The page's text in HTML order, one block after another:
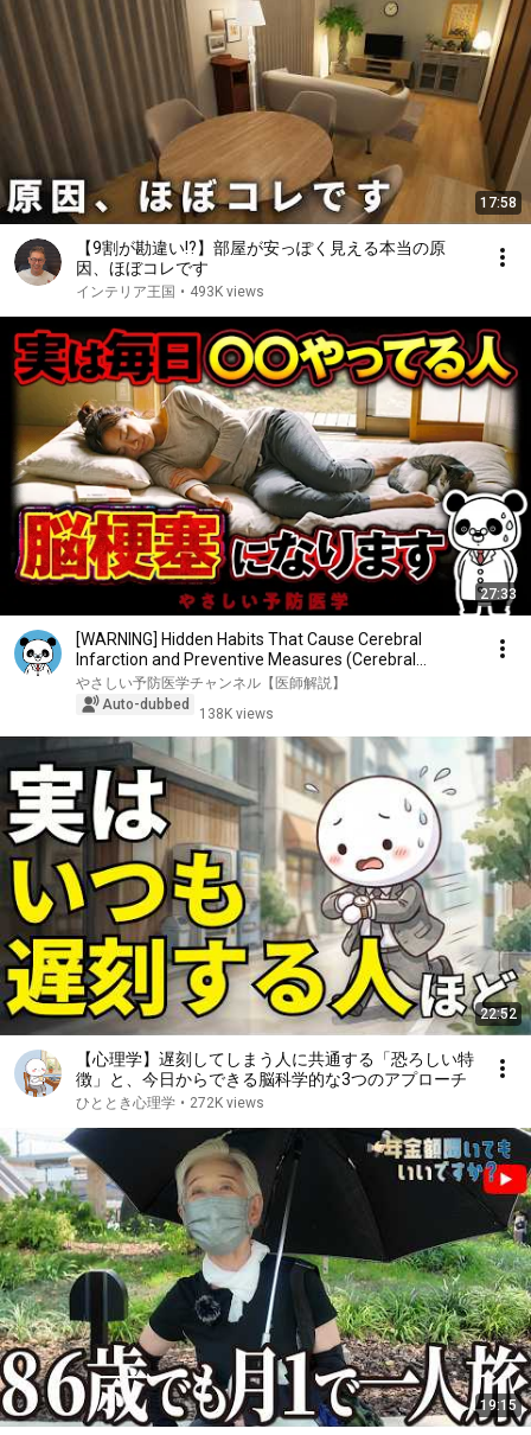
17:58
【9割が勘違い!?】部屋が安っぽく見える本当の原
因、ほぼコレです
インテリア王国 • 493K views
27:33
[WARNING] Hidden Habits That Cause Cerebral
Infarction and Preventive Measures (Cerebral
Infarcti...
やさしい予防医学チャンネル【医師解説】
Auto-dubbed
138K views
22:52
【心理学】遅刻してしまう人に共通する「恐ろしい特
徴」と、今日からできる脳科学的な3つのアプローチ
ひととき心理学 • 272K views
19:15